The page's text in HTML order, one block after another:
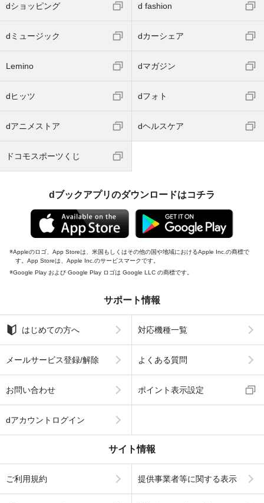
dショッピング d fashion
dミュージック dカーシェア
Lemino dマガジン
dヒッツ dフォト
dアニメストア dヘルスケア
ドコモスポーツくじ
dブックアプリのダウンロードはコチラ
Appleのロゴ、App Storeは、米国もしくはその他の国や地域におけるApple Inc.の商標で
す。App Storeは、Apple Inc.のサービスマークです。
Google Play および Google Play ロゴは Google LLC の商標です。
サポート情報
はじめての方へ 対応機種一覧
メールサービス登録/解除 よくある質問
お問い合わせ ポイント表示設定
dアカウントログイン
サイト情報
ご利用規約 提供事業者等に関する表示